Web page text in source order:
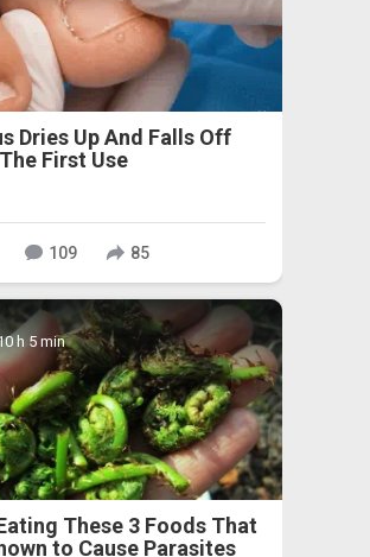
Dries Up And Falls Off
First Use
109 85
h 5 min
These 3 Foods That
to Cause Parasites